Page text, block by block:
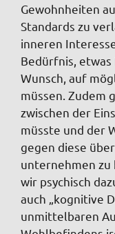
Gewohnheiten
Standards zu
inneren
Bedürfnis, etwas
Wunsch, auf
müssen. Zudem
zwischen der
müsste und der
gegen diese
unternehmen zu
wir psychisch
auch „kognitive
unmittelbaren